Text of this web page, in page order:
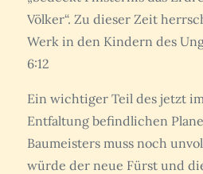
Völker“. Zu dieser Zeit
Werk in den Kindern des
6:12
Ein wichtiger Teil des jetzt
Entfaltung befindlichen
Baumeisters muss noch
würde der neue Fürst und